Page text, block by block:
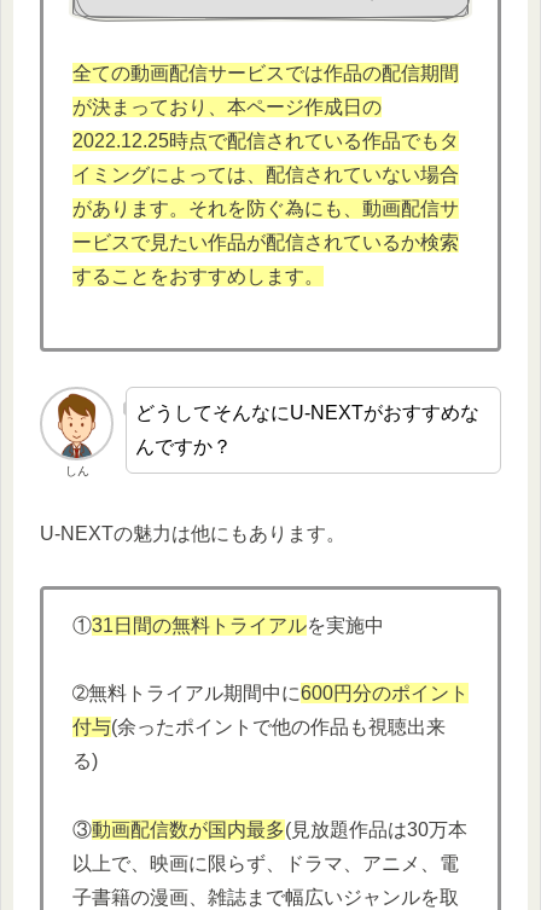
全ての動画配信サービスでは作品の配信期間
が決まっており、本ページ作成日の
2022.12.25時点で配信されている作品でもタ
イミングによっては、配信されていない場合
があります。それを防ぐ為にも、動画配信サ
ービスで見たい作品が配信されているか検索
することをおすすめします。
しん
どうしてそんなにU-NEXTがおすすめな
んですか？
U-NEXTの魅力は他にもあります。
①31日間の無料トライアルを実施中
➁無料トライアル期間中に600円分のポイント
付与(余ったポイントで他の作品も視聴出来
る)
③動画配信数が国内最多(見放題作品は30万本
以上で、映画に限らず、ドラマ、アニメ、電
子書籍の漫画、雑誌まで幅広いジャンルを取